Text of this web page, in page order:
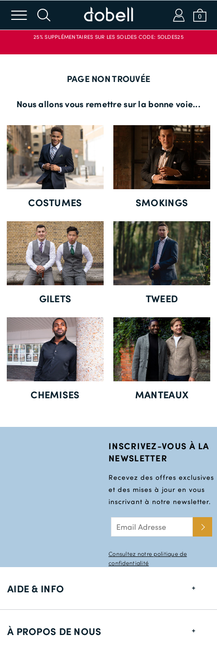
m s a
CONNEXION
Mot de passe oublié?
Nouveau chez Dobell?
b
0
CODE PROMO
APPLIQUER
Livraison Gratuite *
25% SUPPLÉMENTAIRES SUR LES SOLDES CODE: SOLDES25
PAGE NON TROUVÉE
Nous allons vous remettre sur la bonne voie...
COSTUMES SMOKINGS
GILETS TWEED
CHEMISES MANTEAUX
INSCRIVEZ-VOUS À LA
NEWSLETTER
Recevez des offres exclusives
et des mises à jour en vous
inscrivant à notre newsletter.
Consultez notre politique de
confidentialité
AIDE & INFO
Informations de livraison
À PROPOS DE NOUS